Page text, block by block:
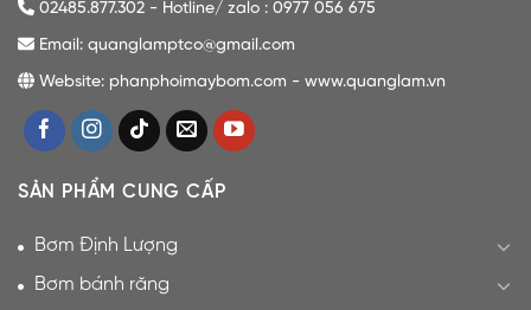
02485.877.302 - Hotline/ zalo : 0977 056 675
Email: quanglamptco@gmail.com
Website: phanphoimaybom.com - www.quanglam.vn
SẢN PHẨM CUNG CẤP
Bơm Định Lượng
Bơm bánh răng